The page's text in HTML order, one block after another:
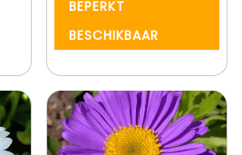
BEPERKT
BESCHIKBAAR